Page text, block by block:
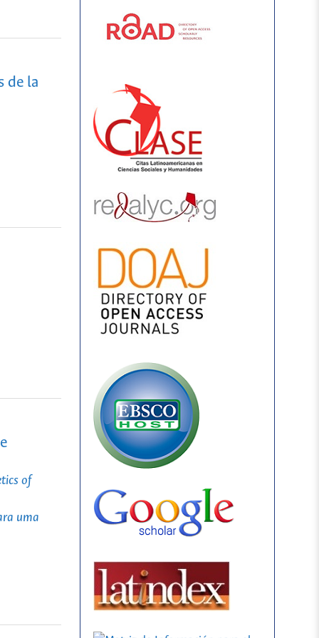
de la
of
uma